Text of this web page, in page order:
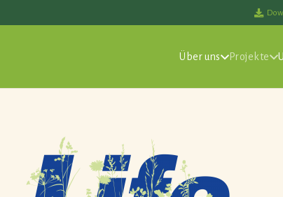
Über uns Projekte